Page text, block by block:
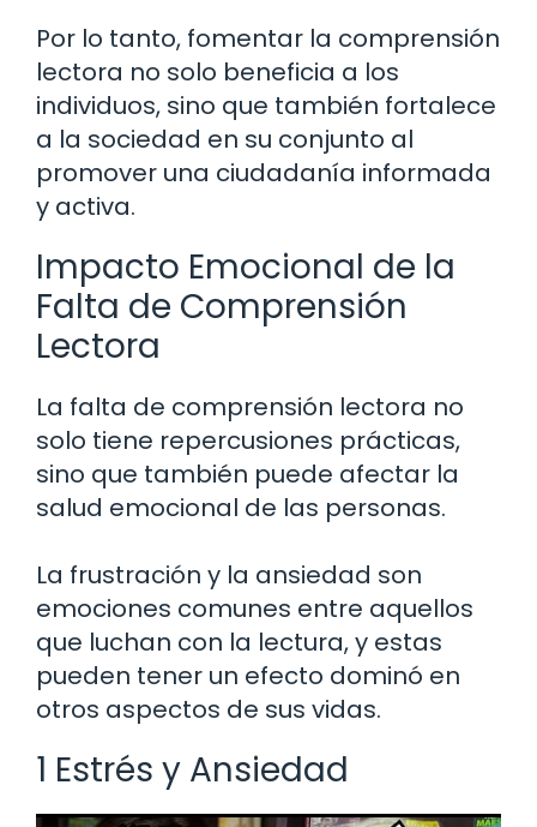
Por lo tanto, fomentar la comprensión
lectora no solo beneficia a los
individuos, sino que también fortalece
a la sociedad en su conjunto al
promover una ciudadanía informada
y activa.
Impacto Emocional de la
Falta de Comprensión
Lectora
La falta de comprensión lectora no
solo tiene repercusiones prácticas,
sino que también puede afectar la
salud emocional de las personas.
La frustración y la ansiedad son
emociones comunes entre aquellos
que luchan con la lectura, y estas
pueden tener un efecto dominó en
otros aspectos de sus vidas.
1 Estrés y Ansiedad